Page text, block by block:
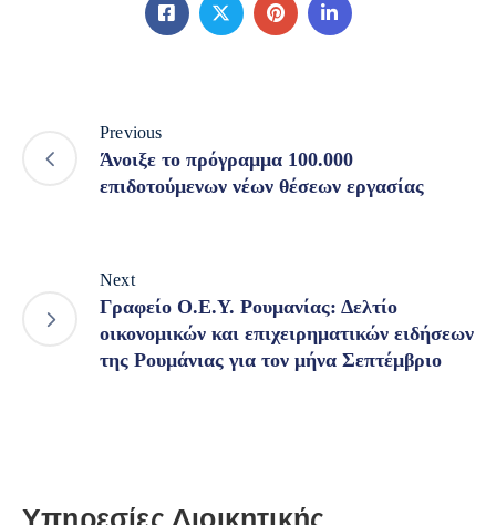
Previous
Άνοιξε το πρόγραμμα 100.000
επιδοτούμενων νέων θέσεων εργασίας
Next
Γραφείο Ο.Ε.Υ. Ρουμανίας: Δελτίο
οικονομικών και επιχειρηματικών ειδήσεων
της Ρουμάνιας για τον μήνα Σεπτέμβριο
Υπηρεσίες Διοικητικής